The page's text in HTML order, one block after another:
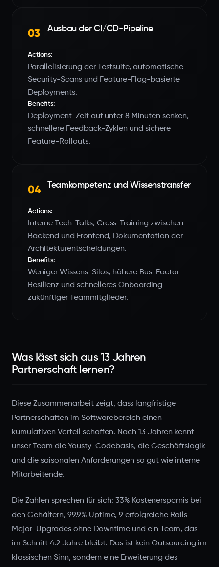
03 Ausbau der CI/CD-Pipeline
Actions:
Parallelisierung der Testsuite, automatische
Security-Scans und Feature-Flag-basierte
Deployments.
Benefits:
Deployment-Zeit auf unter 8 Minuten senken,
schnellere Feedback-Zyklen und sichere
Feature-Rollouts.
04 Teamkompetenz und Wissenstransfer
Actions:
Interne Tech-Talks, Cross-Training zwischen
Backend und Frontend, Dokumentation der
Architekturentscheidungen.
Benefits:
Weniger Wissens-Silos, höhere Bus-Factor-
Resilienz und schnelleres Onboarding
zukünftiger Teammitglieder.
Was lässt sich aus 13 Jahren
Partnerschaft lernen?
Diese Zusammenarbeit zeigt, dass langfristige
Partnerschaften im Softwarebereich einen
kumulativen Vorteil schaffen. Nach 13 Jahren kennt
unser Team die Yousty-Codebasis, die Geschäftslogik
und die saisonalen Anforderungen so gut wie interne
Mitarbeitende.
Die Zahlen sprechen für sich: 33% Kostenersparnis bei
den Gehältern, 99.9% Uptime, 9 erfolgreiche Rails-
Major-Upgrades ohne Downtime und ein Team, das
im Schnitt 4.2 Jahre bleibt. Das ist kein Outsourcing im
klassischen Sinn, sondern eine Erweiterung des